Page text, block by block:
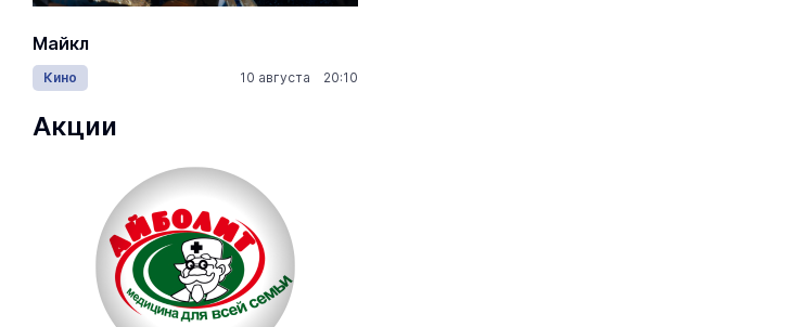
Майкл
Кино 10 августа 20:10
Акции